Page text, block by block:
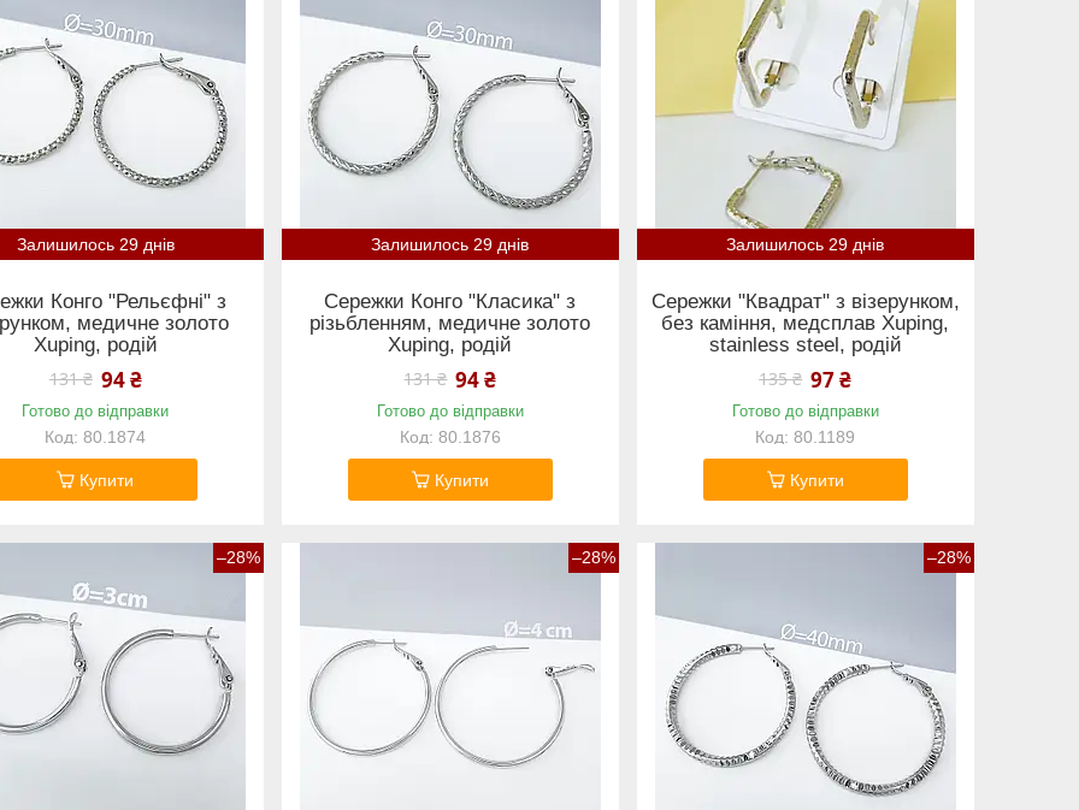
Залишилось 29 днів
Конго "Рельєфні" з
медичне золото
Xuping, родій
131 ₴ 94 ₴
Готово до відправки
80.1874
Купити
Залишилось 29 днів
Сережки Конго "Класика" з
різьбленням, медичне золото
Xuping, родій
131 ₴ 94 ₴
Готово до відправки
80.1876
Купити
Залишилось 29 днів
Сережки "Квадрат" з візерунком,
без каміння, медсплав Xuping,
stainless steel, родій
135 ₴ 97 ₴
Готово до відправки
80.1189
Купити
–28% –28% –28%